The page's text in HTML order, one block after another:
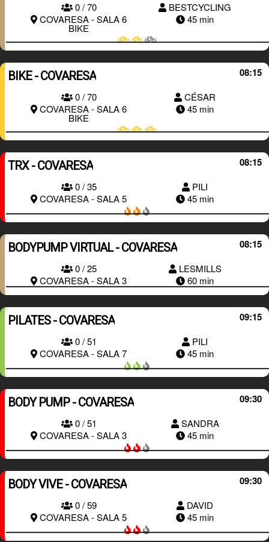
0 / 70
BESTCYCLING
COVARESA - SALA 6
BIKE
45 min
RESERVAR
08:15
BIKE - COVARESA
0 / 70
CÉSAR
COVARESA - SALA 6
BIKE
45 min
RESERVAR
08:15
TRX - COVARESA
0 / 35
PILI
COVARESA - SALA 5
45 min
08:15
BODYPUMP VIRTUAL - COVARESA
0 / 25
LESMILLS
COVARESA - SALA 3
60 min
09:15
PILATES - COVARESA
0 / 51
PILI
COVARESA - SALA 7
45 min
09:30
BODY PUMP - COVARESA
0 / 51
SANDRA
COVARESA - SALA 3
45 min
09:30
BODY VIVE - COVARESA
0 / 59
DAVID
COVARESA - SALA 5
45 min